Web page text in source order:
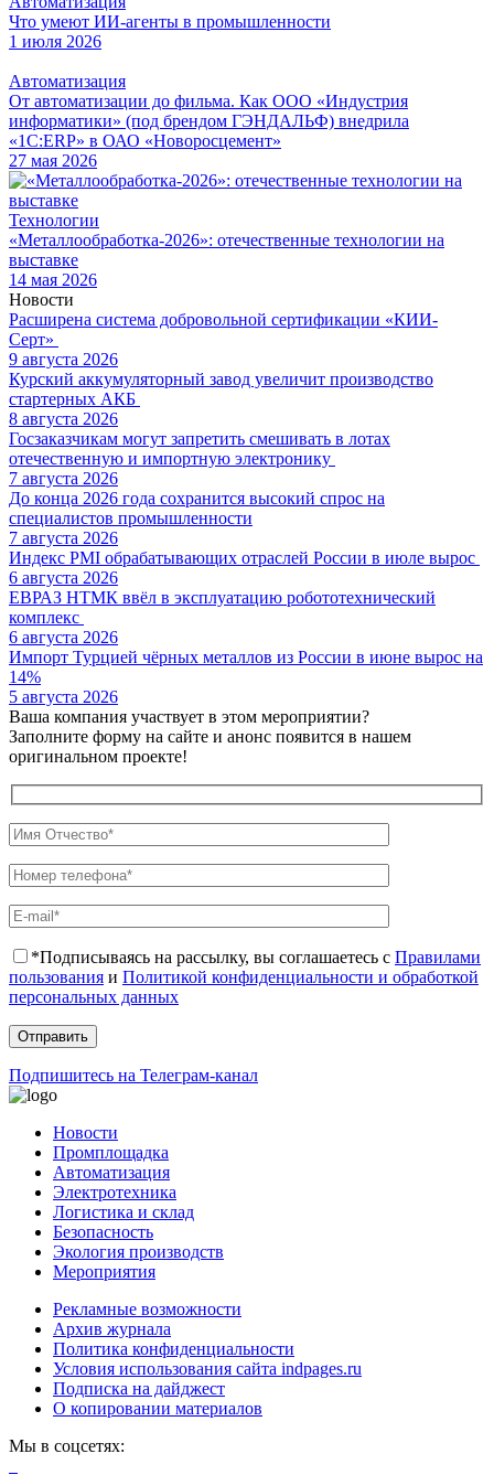
Что умеют ИИ-агенты в промышленности
1 июля 2026
Автоматизация
От автоматизации до фильма. Как ООО «Индустрия
информатики» (под брендом ГЭНДАЛЬФ) внедрила
«1С:ERP» в ОАО «Новоросцемент»
27 мая 2026
Технологии
«Металлообработка-2026»: отечественные технологии на
выставке
14 мая 2026
Новости
Расширена система добровольной сертификации «КИИ-
Серт»
9 августа 2026
Курский аккумуляторный завод увеличит производство
стартерных АКБ
8 августа 2026
Госзаказчикам могут запретить смешивать в лотах
отечественную и импортную электронику
7 августа 2026
До конца 2026 года сохранится высокий спрос на
специалистов промышленности
7 августа 2026
Индекс PMI обрабатывающих отраслей России в июле вырос
6 августа 2026
ЕВРАЗ НТМК ввёл в эксплуатацию робототехнический
комплекс
6 августа 2026
Импорт Турцией чёрных металлов из России в июне вырос на
14%
5 августа 2026
Ваша компания участвует в этом мероприятии?
Заполните форму на сайте и анонс появится в нашем
оригинальном проекте!
*Подписываясь на рассылку, вы соглашаетесь с Правилами
пользования и Политикой конфиденциальности и обработкой
персональных данных
Подпишитесь на Телеграм-канал
Новости
Промплощадка
Автоматизация
Электротехника
Логистика и склад
Безопасность
Экология производств
Мероприятия
Рекламные возможности
Архив журнала
Политика конфиденциальности
Условия использования сайта indpages.ru
Подписка на дайджест
О копировании материалов
Мы в соцсетях: